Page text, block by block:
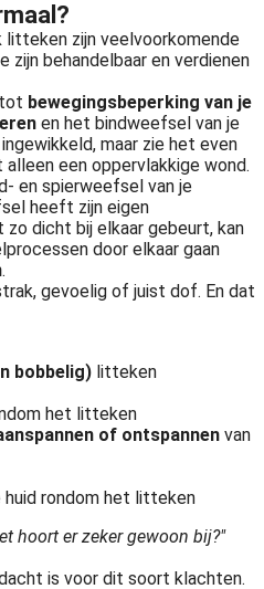
litteken zijn veelvoorkomende
zijn behandelbaar en verdienen
bewegingsbeperking van je
en het bindweefsel van je
maar zie het even
alleen een oppervlakkige wond.
en spierweefsel van je
heeft zijn eigen
dicht bij elkaar gebeurt, kan
door elkaar gaan
.
gevoelig of juist dof. En dat
bobbelig) litteken
het litteken
of ontspannen van
huid rondom het litteken
hoort er zeker gewoon bij?"
is voor dit soort klachten.